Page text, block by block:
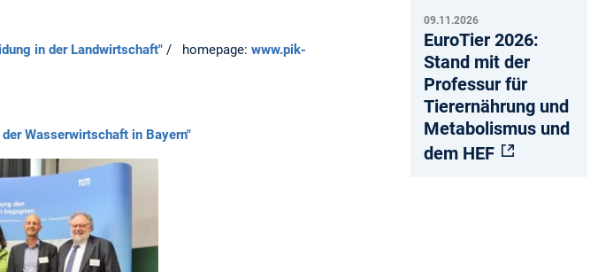
in der Landwirtschaft" / homepage: www.pik-
Wasserwirtschaft in Bayern"
09.11.2026
EuroTier 2026:
Stand mit der
Professur für
Tierernährung und
Metabolismus und
dem HEF